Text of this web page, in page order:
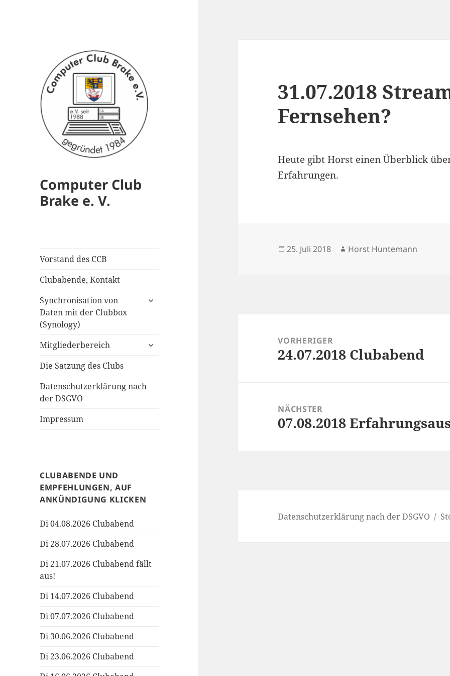
Computer Club
Brake e. V.
Vorstand des CCB
Clubabende, Kontakt
Synchronisation von
Daten mit der Clubbox
(Synology)
untermenü
Mitgliederbereich
untermenü
Die Satzung des Clubs
Datenschutzerklärung nach
der DSGVO
Impressum
CLUBABENDE UND
EMPFEHLUNGEN, AUF
ANKÜNDIGUNG KLICKEN
Di 04.08.2026 Clubabend
Di 28.07.2026 Clubabend
Di 21.07.2026 Clubabend fällt
aus!
Di 14.07.2026 Clubabend
Di 07.07.2026 Clubabend
Di 30.06.2026 Clubabend
Di 23.06.2026 Clubabend
31.07.2018
Fernsehen?
Heute gibt Horst einen Überblick
Erfahrungen.
Veröffentlicht
25. Juli 2018 Autor
Horst Huntemann
VORHERIGER
Vorheriger
24.07.2018 Clubabend
NÄCHSTER
Nächster
07.08.2018
Datenschutzerklärung nach der DSGVO